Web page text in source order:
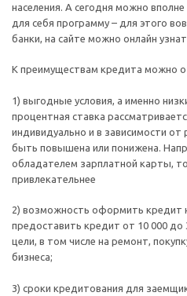
населения. А сегодня можно
для себя программу – для этого
банки, на сайте можно онлайн
К преимуществам кредита можно
1) выгодные условия, а именно
процентная ставка
индивидуально и в зависимости
быть повышена или понижена.
обладателем зарплатной карты,
привлекательнее
2) возможность оформить кредит
предоставить кредит от 10 000 до
цели, в том числе на ремонт,
бизнеса;
3) сроки кредитования для